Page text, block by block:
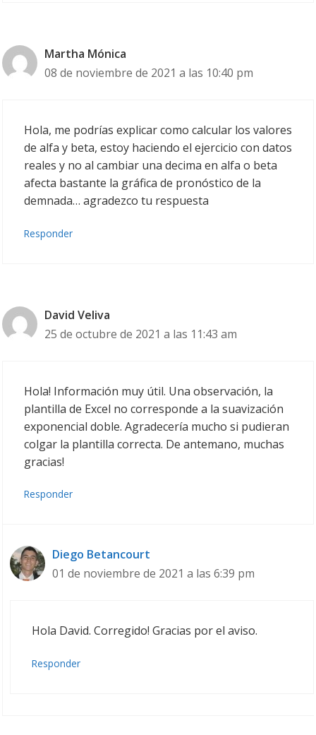
Martha Mónica
08 de noviembre de 2021 a las 10:40 pm
Hola, me podrías explicar como calcular los valores
de alfa y beta, estoy haciendo el ejercicio con datos
reales y no al cambiar una decima en alfa o beta
afecta bastante la gráfica de pronóstico de la
demnada… agradezco tu respuesta
Responder
David Veliva
25 de octubre de 2021 a las 11:43 am
Hola! Información muy útil. Una observación, la
plantilla de Excel no corresponde a la suavización
exponencial doble. Agradecería mucho si pudieran
colgar la plantilla correcta. De antemano, muchas
gracias!
Responder
Diego Betancourt
01 de noviembre de 2021 a las 6:39 pm
Hola David. Corregido! Gracias por el aviso.
Responder